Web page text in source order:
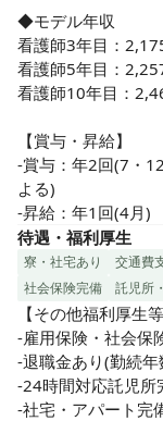
◆モデル年収
看護師3年目：
看護師5年目：
看護師10年目：
【賞与・昇給】
-賞与：年2回(7・
よる)
-昇給：年1回(4月)
待遇・福利厚生
寮・社宅あり 交通費
社会保険完備
託児所
【その他福利厚生等
-雇用保険・社会保
-退職金あり(勤続
-24時間対応託児所
-社宅・アパート完